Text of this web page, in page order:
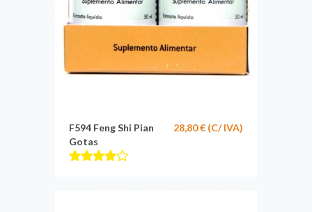
28,80 € (C/ IVA)
F594 Feng Shi Pian
Gotas